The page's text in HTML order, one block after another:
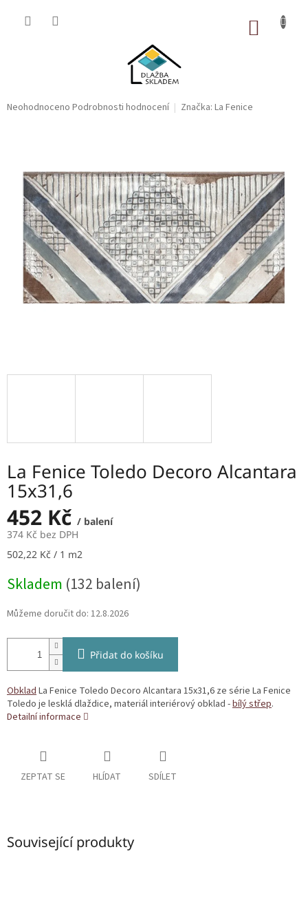
Průměrné
hvězdiček.
Neohodnoceno Podrobnosti hodnocení Značka: La Fenice
La Fenice Toledo Decoro Alcantara
15x31,6
452 Kč / balení
374 Kč bez DPH
Měrná
502,22 Kč / 1 m2
Skladem (132 balení)
Můžeme doručit do: 12.8.2026
Přidat do košíku
ObkladLa Fenice Toledo Decoro Alcantara 15x31,6 ze série La Fenice
Toledo je lesklá dlaždice, materiál interiérový obklad -bílý střep.
Detailní informace
ZEPTAT SE HLÍDAT SDÍLET
Související produkty